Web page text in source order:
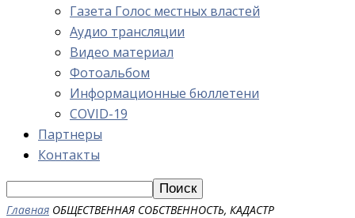
Газета Голос местных властей
Аудио трансляции
Видео материал
Фотоальбом
Информационные бюллетени
COVID-19
Партнеры
Контакты
Главная ОБЩЕСТВЕННАЯ СОБСТВЕННОСТЬ, КАДАСТР